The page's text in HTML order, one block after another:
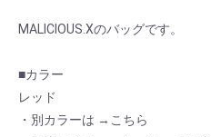
MALICIOUS.Xのバッグです。
■カラー
レッド
・別カラーは → こちら